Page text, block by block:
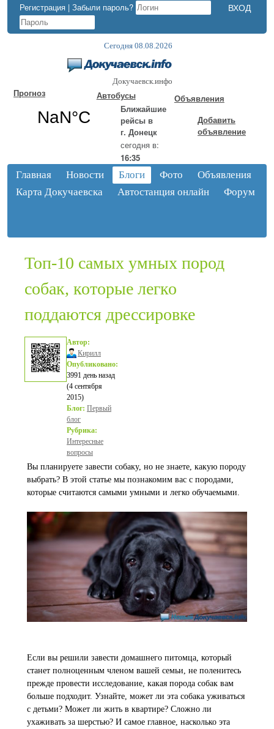
Регистрация | Забыли пароль?
Сегодня 08.08.2026
Докучаевск.инфо
Прогноз
Автобусы
Ближайшие
рейсы в
г. Донецк
сегодня в:
16:35
Объявления
Добавить
объявление
Главная Новости Блоги Фото
Объявления
Карта Докучаевска
Автостанция онлайн Форум
Топ-10 самых умных пород
собак, которые легко
поддаются дрессировке
Автор:
Кирилл
Опубликовано:
3991 день назад
(4 сентября
2015)
Блог: Первый
блог
Рубрика:
Интересные
вопросы
Вы планируете завести собаку, но не знаете, какую породу
выбрать? В этой статье мы познакомим вас с породами,
которые считаются самыми умными и легко обучаемыми.
Если вы решили завести домашнего питомца, который
станет полноценным членом вашей семьи, не поленитесь
прежде провести исследование, какая порода собак вам
больше подходит. Узнайте, может ли эта собака уживаться
с детьми? Может ли жить в квартире? Сложно ли
ухаживать за шерстью? И самое главное, насколько эта